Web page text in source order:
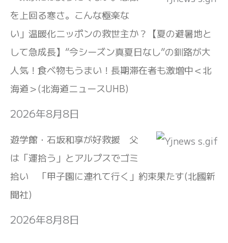
を上回る寒さ。こんな極楽な
い」温暖化ニッポンの救世主か？【夏の避暑地と
して急成長】”今シーズン真夏日なし”の釧路が大
人気！食べ物もうまい！長期滞在者も激増中＜北
海道＞(北海道ニュースUHB)
2026年8月8日
遊学館・石坂和享が好救援 父
は「運拾う」とアルプスでゴミ
拾い 「甲子園に連れて行く」約束果たす(北國新
聞社)
2026年8月8日